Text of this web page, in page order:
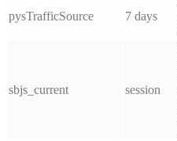
pysTrafficSource 7 days
sbjs_current session